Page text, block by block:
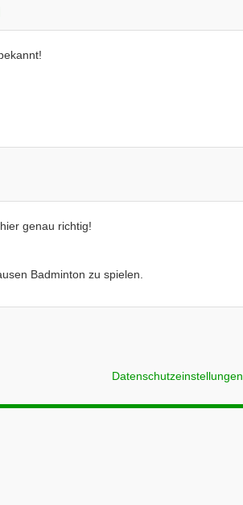
genau richtig!
Badminton zu spielen.
Datenschutzeinstellungen